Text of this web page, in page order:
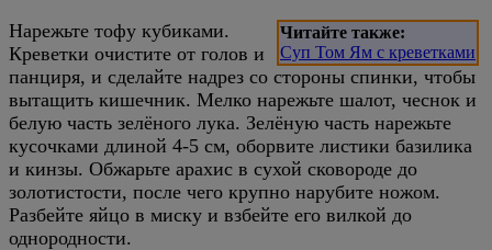
Читайте также:
Суп Том Ям с креветками
Нарежьте тофу кубиками.
Креветки очистите от голов и
панциря, и сделайте надрез со стороны спинки, чтобы
вытащить кишечник. Мелко нарежьте шалот, чеснок и
белую часть зелёного лука. Зелёную часть нарежьте
кусочками длиной 4-5 см, оборвите листики базилика
и кинзы. Обжарьте арахис в сухой сковороде до
золотистости, после чего крупно нарубите ножом.
Разбейте яйцо в миску и взбейте его вилкой до
однородности.